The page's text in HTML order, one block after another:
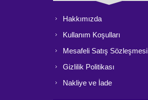
Hakkımızda
Kullanım Koşulları
Mesafeli Satış Sözleşmesi
Gizlilik Politikası
Nakliye ve İade